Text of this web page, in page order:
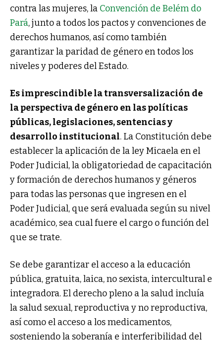
contra las mujeres, la Convención de Belém do
Pará, junto a todos los pactos y convenciones de
derechos humanos, así como también
garantizar la paridad de género en todos los
niveles y poderes del Estado.
Es imprescindible la transversalización de
la perspectiva de género en las políticas
públicas, legislaciones, sentencias y
desarrollo institucional. La Constitución debe
establecer la aplicación de la ley Micaela en el
Poder Judicial, la obligatoriedad de capacitación
y formación de derechos humanos y géneros
para todas las personas que ingresen en el
Poder Judicial, que será evaluada según su nivel
académico, sea cual fuere el cargo o función del
que se trate.
Se debe garantizar el acceso a la educación
pública, gratuita, laica, no sexista, intercultural e
integradora. El derecho pleno a la salud incluía
la salud sexual, reproductiva y no reproductiva,
así como el acceso a los medicamentos,
sosteniendo la soberanía e interferibilidad del